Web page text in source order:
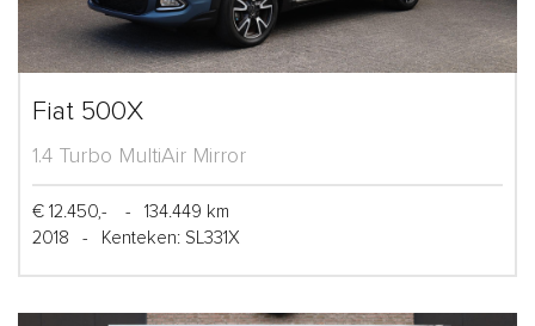
Fiat 500X
1.4 Turbo MultiAir Mirror
€ 12.450,- -
134.449 km
2018
- Kenteken: SL331X